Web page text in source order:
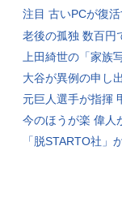
注目 古いPCが復
老後の孤独 数百円
上田綺世の「家族
大谷が異例の申し
元巨人選手が指揮
今のほうが楽 偉人
「脱STARTO社」